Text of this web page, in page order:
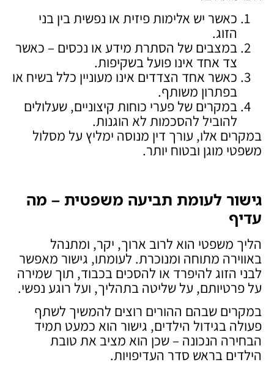
כאשר יש אלימות פיזית או נפשית בין בני
הזוג.
במצבים של הסתרת מידע או נכסים – כאשר
צד אחד אינו פועל בשקיפות.
כאשר אחד הצדדים אינו מעוניין כלל בשיח או
בפתרון משותף.
במקרים של פערי כוחות קיצוניים, שעלולים
להוביל להסכמות לא הוגנות.
במקרים אלו, עורך דין מנוסה ימליץ על מסלול
משפטי מוגן ובטוח יותר.
גישור לעומת תביעה משפטית – מה
עדיף
הליך משפטי הוא לרוב ארוך, יקר, ומתנהל
באווירה מתוחה ומנוכרת. לעומתו, גישור מאפשר
לבני הזוג להיפרד או להסכים בכבוד, תוך שמירה
על פרטיותם, על שליטה בתהליך, ועל רוגע נפשי.
במקרים שבהם ההורים רוצים להמשיך לשתף
פעולה בגידול הילדים, גישור הוא כמעט תמיד
הבחירה הנכונה – שכן הוא מציב את טובת
הילדים בראש סדר העדיפויות.